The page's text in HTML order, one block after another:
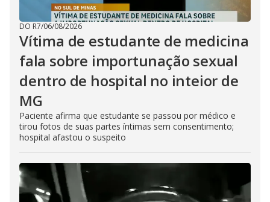
DO R7/06/08/2026
Vítima de estudante de medicina
fala sobre importunação sexual
dentro de hospital no inteior de
MG
Paciente afirma que estudante se passou por médico e
tirou fotos de suas partes íntimas sem consentimento;
hospital afastou o suspeito